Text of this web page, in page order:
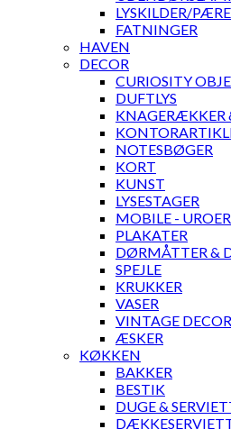
LYSKILDER/
FATNINGER
HAVEN
DECOR
CURIOSITY
DUFTLYS
KNAGERÆKKER
NOTESBØGER
KORT
KUNST
LYSESTAGER
MOBILE - UROER
PLAKATER
DØRMÅTTER &
SPEJLE
KRUKKER
VASER
VINTAGE DECOR
ÆSKER
KØKKEN
BAKKER
BESTIK
DUGE &